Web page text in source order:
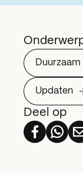
Updaten
Deel op